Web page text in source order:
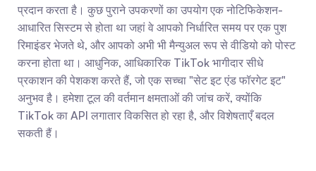
प्रदान करता है। कुछ पुराने उपकरणों का उपयोग एक नोटिफिकेशन-
आधारित सिस्टम से होता था जहां वे आपको निर्धारित समय पर एक पुश
रिमाइंडर भेजते थे, और आपको अभी भी मैन्युअल रूप से वीडियो को पोस्ट
करना होता था। आधुनिक, आधिकारिक TikTok भागीदार सीधे
प्रकाशन की पेशकश करते हैं, जो एक सच्चा "सेट इट एंड फॉरगेट इट"
अनुभव है। हमेशा टूल की वर्तमान क्षमताओं की जांच करें, क्योंकि
TikTok का API लगातार विकसित हो रहा है, और विशेषताएँ बदल
सकती हैं।